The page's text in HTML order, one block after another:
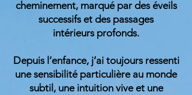
cheminement, marqué par des éveils
successifs et des passages
intérieurs profonds.
Depuis l’enfance, j’ai toujours ressenti
une sensibilité particulière au monde
subtil, une intuition vive et une